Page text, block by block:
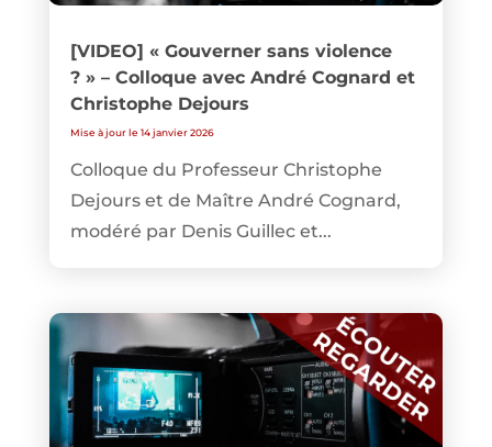
[VIDEO] « Gouverner sans violence
? » – Colloque avec André Cognard et
Christophe Dejours
Mise à jour le 14 janvier 2026
Colloque du Professeur Christophe
Dejours et de Maître André Cognard,
modéré par Denis Guillec et...